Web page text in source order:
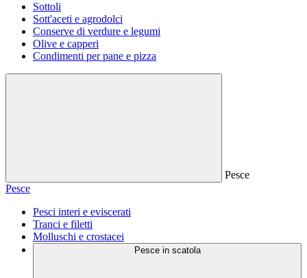
Sottoli
Sott'aceti e agrodolci
Conserve di verdure e legumi
Olive e capperi
Condimenti per pane e pizza
Pesce
Pesce
Pesci interi e eviscerati
Tranci e filetti
Molluschi e crostacei
Pesce in scatola